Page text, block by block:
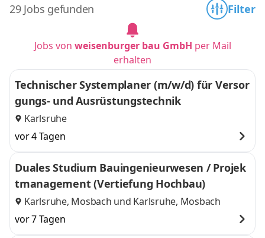
29 Jobs gefunden Filter
Jobs von weisenburger bau GmbH per Mail
erhalten
Technischer Systemplaner (m/w/d) für Versor
gungs- und Ausrüstungstechnik
Karlsruhe
vor 4 Tagen
Duales Studium Bauingenieurwesen / Projek
tmanagement (Vertiefung Hochbau)
Karlsruhe, Mosbach und Karlsruhe, Mosbach
vor 7 Tagen